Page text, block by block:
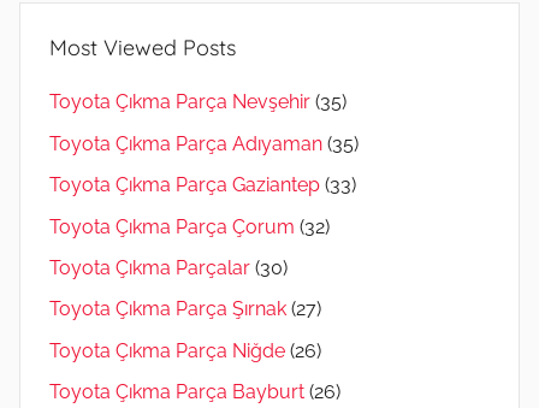
Most Viewed Posts
Toyota Çıkma Parça Nevşehir (35)
Toyota Çıkma Parça Adıyaman (35)
Toyota Çıkma Parça Gaziantep (33)
Toyota Çıkma Parça Çorum (32)
Toyota Çıkma Parçalar (30)
Toyota Çıkma Parça Şırnak (27)
Toyota Çıkma Parça Niğde (26)
Toyota Çıkma Parça Bayburt (26)